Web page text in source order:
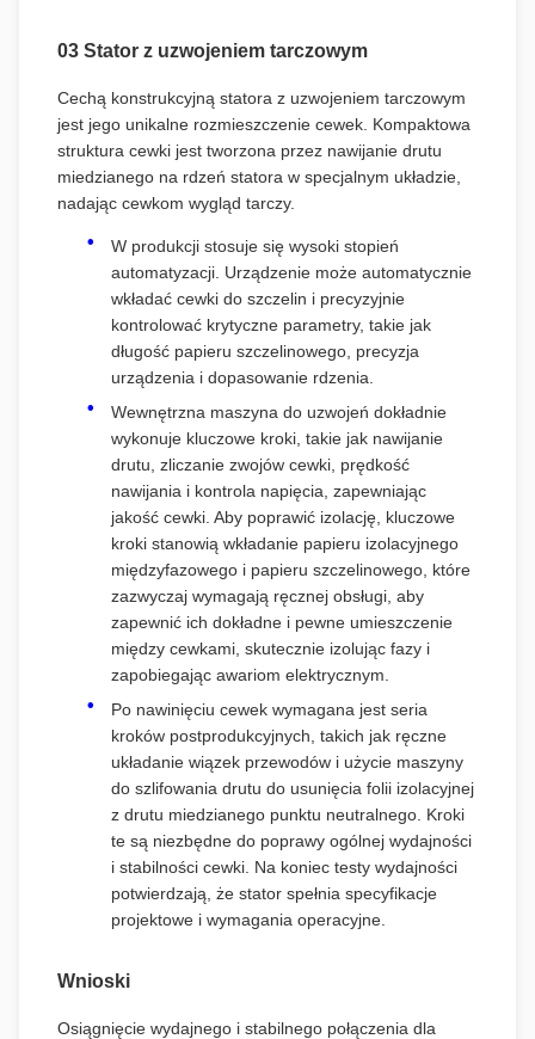
03 Stator z uzwojeniem tarczowym
Cechą konstrukcyjną statora z uzwojeniem tarczowym
jest jego unikalne rozmieszczenie cewek. Kompaktowa
struktura cewki jest tworzona przez nawijanie drutu
miedzianego na rdzeń statora w specjalnym układzie,
nadając cewkom wygląd tarczy.
W produkcji stosuje się wysoki stopień
automatyzacji. Urządzenie może automatycznie
wkładać cewki do szczelin i precyzyjnie
kontrolować krytyczne parametry, takie jak
długość papieru szczelinowego, precyzja
urządzenia i dopasowanie rdzenia.
Wewnętrzna maszyna do uzwojeń dokładnie
wykonuje kluczowe kroki, takie jak nawijanie
drutu, zliczanie zwojów cewki, prędkość
nawijania i kontrola napięcia, zapewniając
jakość cewki. Aby poprawić izolację, kluczowe
kroki stanowią wkładanie papieru izolacyjnego
międzyfazowego i papieru szczelinowego, które
zazwyczaj wymagają ręcznej obsługi, aby
zapewnić ich dokładne i pewne umieszczenie
między cewkami, skutecznie izolując fazy i
zapobiegając awariom elektrycznym.
Po nawinięciu cewek wymagana jest seria
kroków postprodukcyjnych, takich jak ręczne
układanie wiązek przewodów i użycie maszyny
do szlifowania drutu do usunięcia folii izolacyjnej
z drutu miedzianego punktu neutralnego. Kroki
te są niezbędne do poprawy ogólnej wydajności
i stabilności cewki. Na koniec testy wydajności
potwierdzają, że stator spełnia specyfikacje
projektowe i wymagania operacyjne.
Wnioski
Osiągnięcie wydajnego i stabilnego połączenia dla